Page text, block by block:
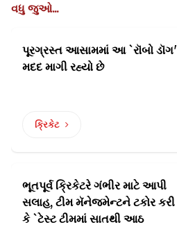
વધુ જુઓ...
પૂરગ્રસ્ત આસામમાં આ `રૉબો ડૉગ'
મદદ માગી રહ્યો છે
ક્રિકેટ
ભૂતપૂર્વ ક્રિકેટરે ગંભીર માટે આપી
સલાહ, ટીમ મૅનેજમેન્ટને ટકોરકરી
કે `ટેસ્ટ ટીમમાં સાતથી આઠ